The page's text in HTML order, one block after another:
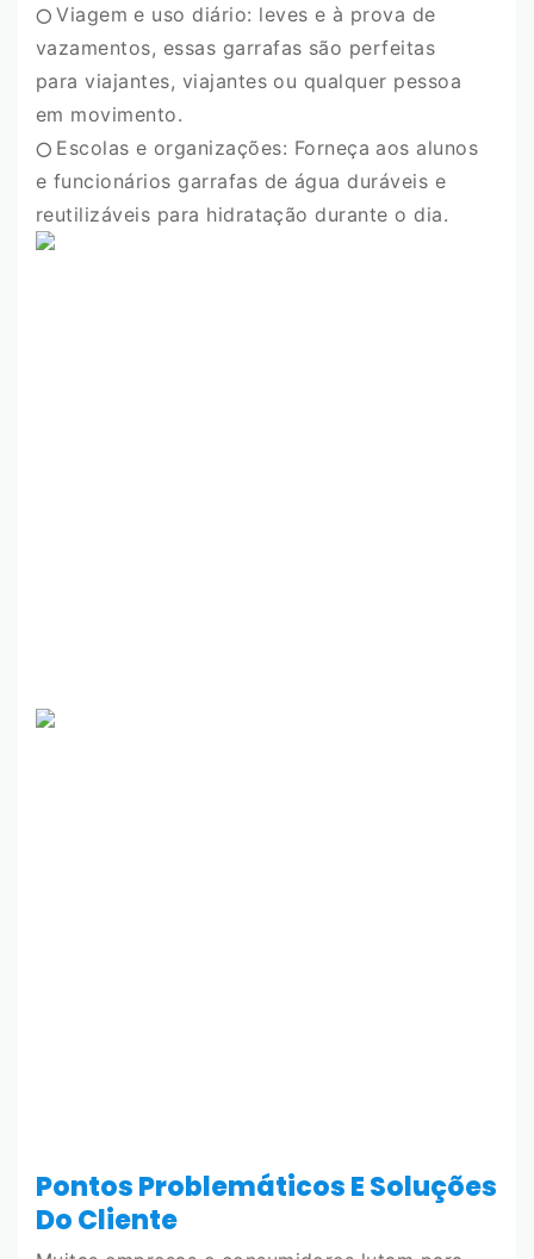
⭕️Viagem e uso diário: leves e à prova de
vazamentos, essas garrafas são perfeitas
para viajantes, viajantes ou qualquer pessoa
em movimento.
⭕️ Escolas e organizações: Forneça aos alunos
e funcionários garrafas de água duráveis ​​e
reutilizáveis ​​para hidratação durante o dia.
Pontos Problemáticos E Soluções
Do Cliente